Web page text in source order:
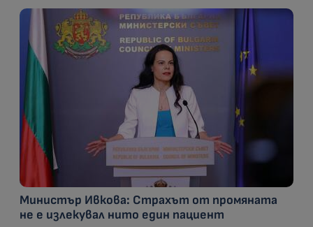
Министър Ивкова: Страхът от промяната
не е излекувал нито един пациент